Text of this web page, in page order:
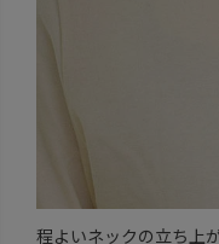
程よいネックの立ち上